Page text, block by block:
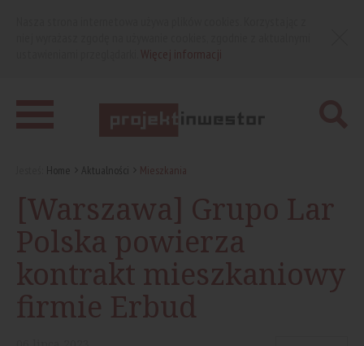
Home Aktualności Mieszkania
[Warszawa] Grupo Lar
Polska powierza
kontrakt mieszkaniowy
firmie Erbud